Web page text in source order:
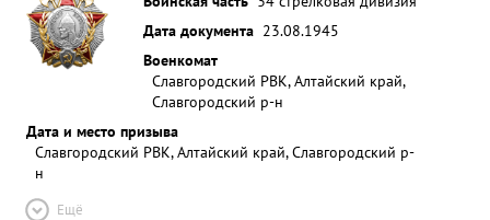
Дата документа 23.08.1945
Военкомат
Славгородский РВК, Алтайский край,
Славгородский р-н
Дата и место призыва
Славгородский РВК, Алтайский край, Славгородский р-
н
Ещё